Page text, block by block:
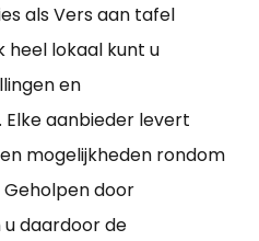
als Vers aan tafel
heel lokaal kunt u
en
Elke aanbieder levert
mogelijkheden rondom
door
u daardoor de